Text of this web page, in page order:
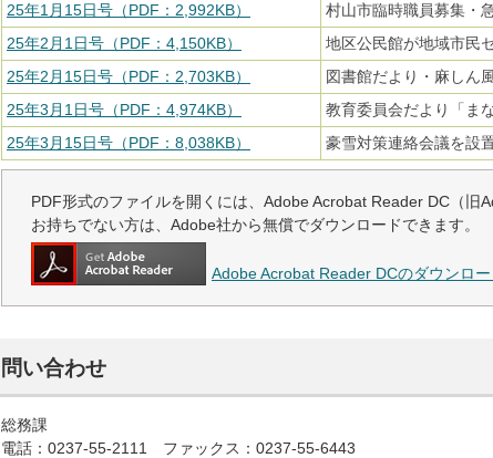
25年1月15日号（PDF：2,992KB）
村山市臨時職員募集・
25年2月1日号（PDF：4,150KB）
地区公民館が地域市民
25年2月15日号（PDF：2,703KB）
図書館だより・麻しん
25年3月1日号（PDF：4,974KB）
教育委員会だより「ま
25年3月15日号（PDF：8,038KB）
豪雪対策連絡会議を設
PDF形式のファイルを開くには、Adobe Acrobat Reader DC（旧
お持ちでない方は、Adobe社から無償でダウンロードできます。
Adobe Acrobat Reader DCのダウンロ
問い合わせ
総務課
電話：0237-55-2111 ファックス：0237-55-6443